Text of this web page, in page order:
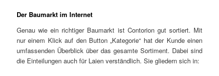
Der Baumarkt im Internet
Genau wie ein richtiger Baumarkt ist Contorion gut sortiert. Mit
nur einem Klick auf den Button „Kategorie“ hat der Kunde einen
umfassenden Überblick über das gesamte Sortiment. Dabei sind
die Einteilungen auch für Laien verständlich. Sie gliedern sich in: